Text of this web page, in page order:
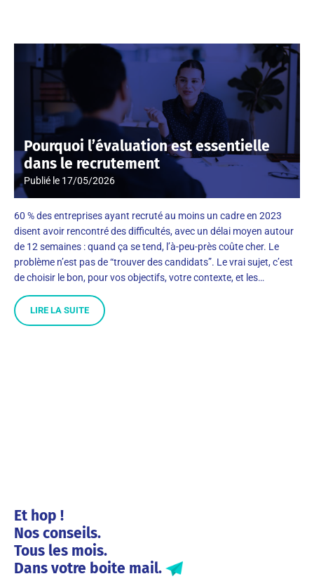
Pourquoi l’évaluation est essentielle
dans le recrutement
Publié le 17/05/2026
60 % des entreprises ayant recruté au moins un cadre en 2023
disent avoir rencontré des difficultés, avec un délai moyen autour
de 12 semaines : quand ça se tend, l’à-peu-près coûte cher. Le
problème n’est pas de “trouver des candidats”. Le vrai sujet, c’est
de choisir le bon, pour vos objectifs, votre contexte, et les…
LIRE LA SUITE
Et hop !
Nos conseils.
Tous les mois.
Dans votre boite mail.